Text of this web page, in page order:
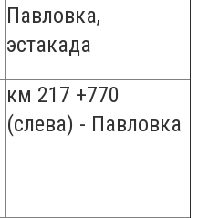
Павловка,
эстакада
км 217 +770
(слева) - Павловка